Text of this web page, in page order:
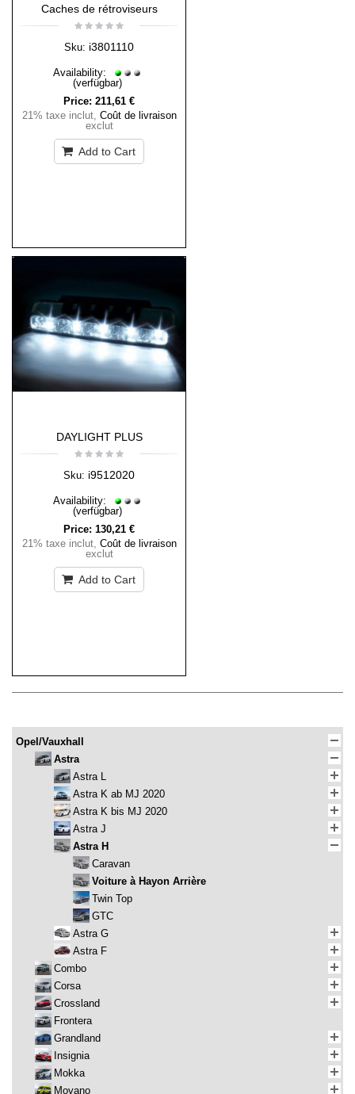
Caches de rétroviseurs
Sku: i3801110
Availability:
(verfügbar)
Price: 211,61 €
21% taxe inclut, Coût de livraison
exclut
Add to Cart
DAYLIGHT PLUS
Sku: i9512020
Availability:
(verfügbar)
Price: 130,21 €
21% taxe inclut, Coût de livraison
exclut
Add to Cart
Opel/Vauxhall
Astra
Astra L
Astra K ab MJ 2020
Astra K bis MJ 2020
Astra J
Astra H
Caravan
Voiture à Hayon Arrière
Twin Top
GTC
Astra G
Astra F
Combo
Corsa
Crossland
Frontera
Grandland
Insignia
Mokka
Movano